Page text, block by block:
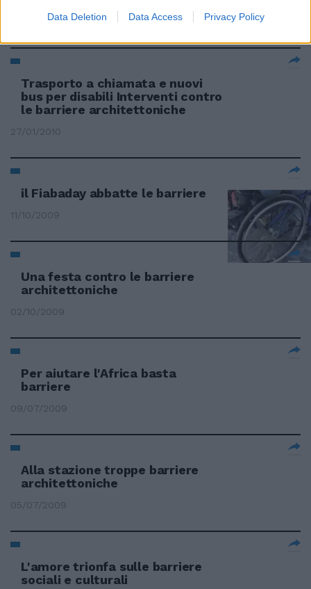
Data Deletion Data Access Privacy Policy
07/02/2010
Trasporto a chiamata e nuovi
bus per disabili Interventi contro
le barriere architettoniche
27/01/2010
il Fiabaday abbatte le barriere
11/10/2009
Una festa contro le barriere
architettoniche
02/10/2009
Per aiutare l'Africa basta
barriere
09/07/2009
Alla stazione troppe barriere
architettoniche
05/07/2009
L'amore trionfa sulle barriere
sociali e culturali